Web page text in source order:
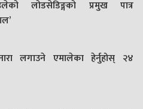
लोडसेडिङ्गको प्रमुख पात्र
नारा लगाउने एमालेका हेर्नुहोस् २४